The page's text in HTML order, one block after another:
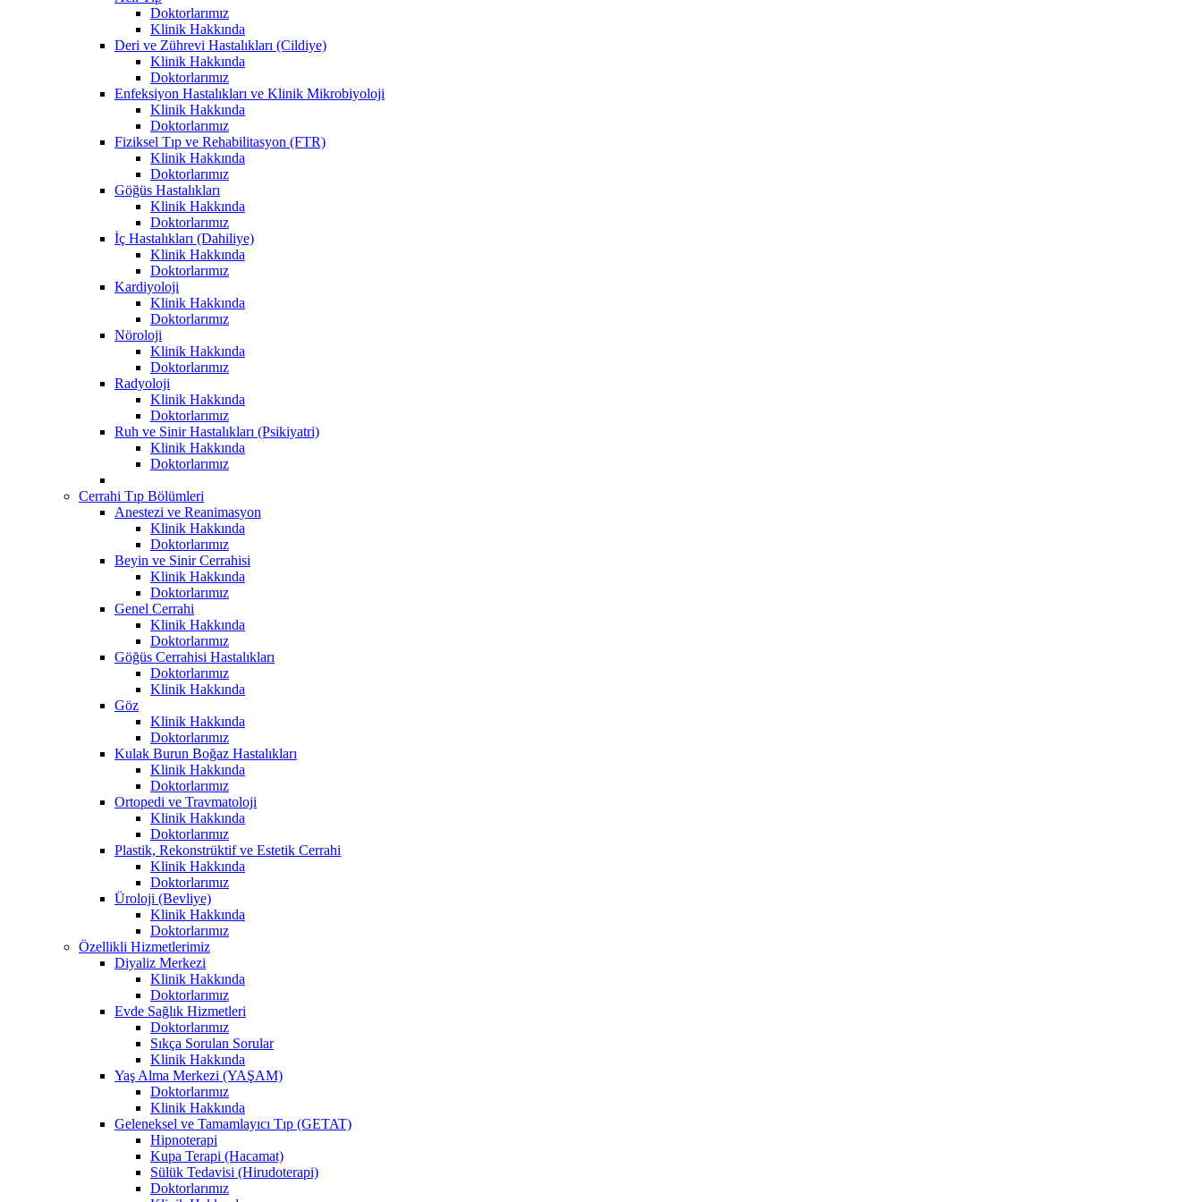
Doktorlarımız
Klinik Hakkında
Deri ve Zührevi Hastalıkları (Cildiye)
Klinik Hakkında
Doktorlarımız
Enfeksiyon Hastalıkları ve Klinik Mikrobiyoloji
Klinik Hakkında
Doktorlarımız
Fiziksel Tıp ve Rehabilitasyon (FTR)
Klinik Hakkında
Doktorlarımız
Göğüs Hastalıkları
Klinik Hakkında
Doktorlarımız
İç Hastalıkları (Dahiliye)
Klinik Hakkında
Doktorlarımız
Kardiyoloji
Klinik Hakkında
Doktorlarımız
Nöroloji
Klinik Hakkında
Doktorlarımız
Radyoloji
Klinik Hakkında
Doktorlarımız
Ruh ve Sinir Hastalıkları (Psikiyatri)
Klinik Hakkında
Doktorlarımız
Cerrahi Tıp Bölümleri
Anestezi ve Reanimasyon
Klinik Hakkında
Doktorlarımız
Beyin ve Sinir Cerrahisi
Klinik Hakkında
Doktorlarımız
Genel Cerrahi
Klinik Hakkında
Doktorlarımız
Göğüs Cerrahisi Hastalıkları
Doktorlarımız
Klinik Hakkında
Göz
Klinik Hakkında
Doktorlarımız
Kulak Burun Boğaz Hastalıkları
Klinik Hakkında
Doktorlarımız
Ortopedi ve Travmatoloji
Klinik Hakkında
Doktorlarımız
Plastik, Rekonstrüktif ve Estetik Cerrahi
Klinik Hakkında
Doktorlarımız
Üroloji (Bevliye)
Klinik Hakkında
Doktorlarımız
Özellikli Hizmetlerimiz
Diyaliz Merkezi
Klinik Hakkında
Doktorlarımız
Evde Sağlık Hizmetleri
Doktorlarımız
Sıkça Sorulan Sorular
Klinik Hakkında
Yaş Alma Merkezi (YAŞAM)
Doktorlarımız
Klinik Hakkında
Geleneksel ve Tamamlayıcı Tıp (GETAT)
Hipnoterapi
Kupa Terapi (Hacamat)
Sülük Tedavisi (Hirudoterapi)
Doktorlarımız